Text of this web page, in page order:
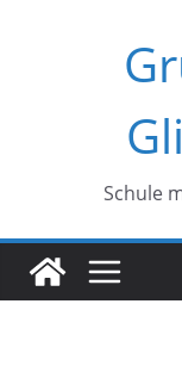
Schule